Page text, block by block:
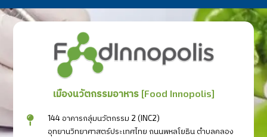
เมืองนวัตกรรมอาหาร [Food Innopolis]
144 อาคารกลุ่มนวัตกรรม 2 (INC2)
อุทยานวิทยาศาสตร์ประเทศไทย ถนนพหลโยธิน ตำบลคลอง